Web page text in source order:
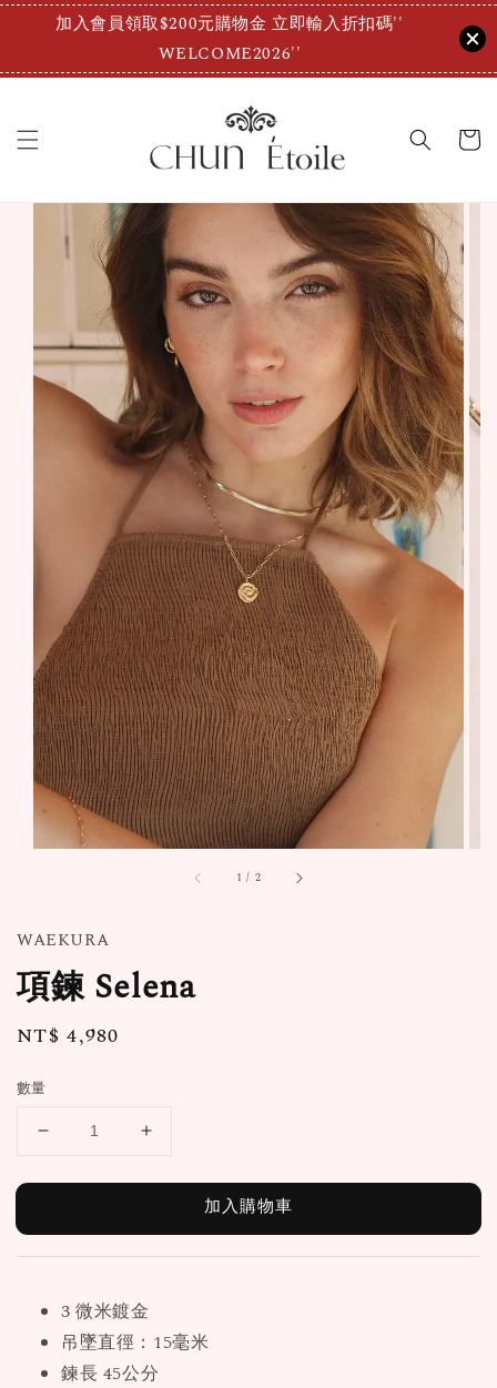
加入會員領取$200元購物金 立即輸入折扣碼''
WELCOME2026''
1 / 2
WAEKURA
項鍊 Selena
Regular
NT$ 4,980
數量
加入購物車
3 微米鍍金
吊墜直徑：15毫米
鍊長 45公分